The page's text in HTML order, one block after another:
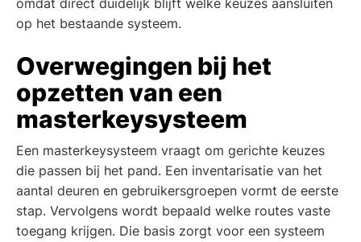
op het bestaande systeem.
Overwegingen bij het
opzetten van een
masterkeysysteem
Een masterkeysysteem vraagt om gerichte keuzes
die passen bij het pand. Een inventarisatie van het
aantal deuren en gebruikersgroepen vormt de eerste
stap. Vervolgens wordt bepaald welke routes vaste
toegang krijgen. Die basis zorgt voor een systeem